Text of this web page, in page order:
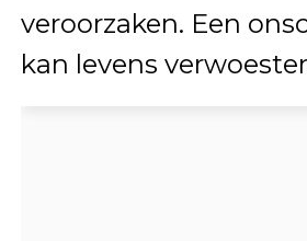
veroorzaken. Een
kan levens